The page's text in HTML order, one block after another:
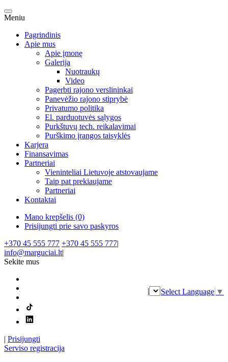
Meniu
Pagrindinis
Apie mus
Apie įmonę
Galerija
Nuotraukų
Video
Pagerbti rajono verslininkai
Panevėžio rajono stiprybė
Privatumo politika
El. parduotuvės sąlygos
Purkštuvų tech. reikalavimai
Purškimo įrangos taisyklės
Karjera
Finansavimas
Partneriai
Vieninteliai Lietuvoje atstovaujame
Taip pat prekiaujame
Partneriai
Kontaktai
Mano krepšelis (0)
Prisijungti prie savo paskyros
+370 45 555 777 +370 45 555 777|
info@marguciai.lt|
Sekite mus
| Prisijungti
| Select Language ▼
Serviso registracija